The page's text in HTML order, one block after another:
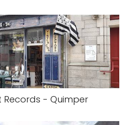
Records - Quimper